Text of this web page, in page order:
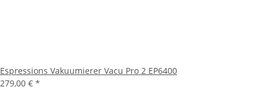
Espressions Vakuumierer Vacu Pro 2 EP6400
279,00 € *